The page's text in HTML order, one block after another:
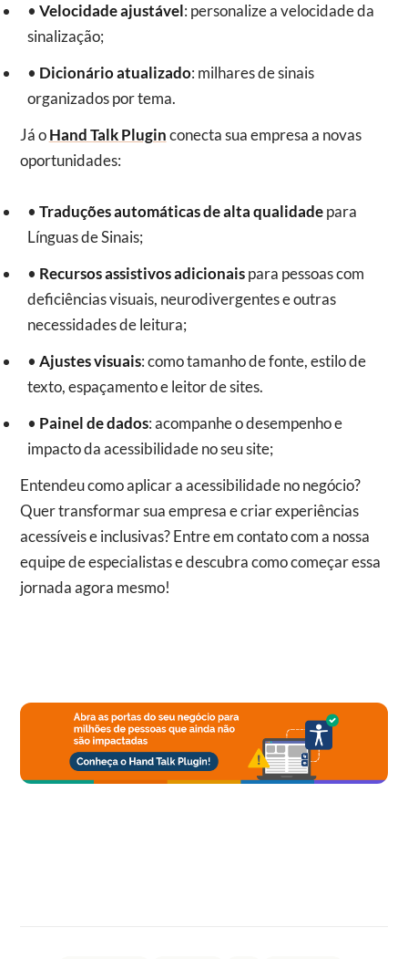
• Velocidade ajustável: personalize a velocidade da
sinalização;
• Dicionário atualizado: milhares de sinais
organizados por tema.
Já oHand Talk Pluginconecta sua empresa a novas
oportunidades:
• Traduções automáticas de alta qualidadepara
Línguas de Sinais;
• Recursos assistivos adicionaispara pessoas com
deficiências visuais, neurodivergentes e outras
necessidades de leitura;
• Ajustes visuais: como tamanho de fonte, estilo de
texto, espaçamento e leitor de sites.
• Painel de dados: acompanhe o desempenho e
impacto da acessibilidade no seu site;
Entendeu como aplicar a acessibilidade no negócio?
Quer transformar sua empresa e criar experiências
acessíveis e inclusivas? Entre em contato com a nossa
equipe de especialistas e descubra como começar essa
jornada agora mesmo!